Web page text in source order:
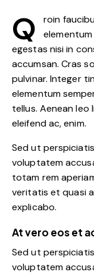
Q
roin
egestas nisi in
accumsan. Cras
pulvinar. Integer
elementum
tellus. Aenean
eleifend ac, enim.
Sed ut
voluptatem
totam rem
veritatis et quasi
explicabo.
At vero eos et
Sed ut
voluptatem